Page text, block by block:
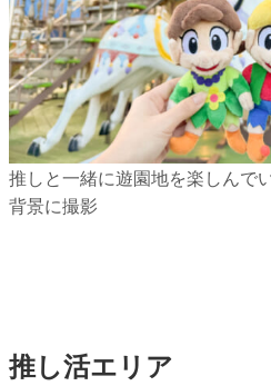
推しと一緒に遊園地を楽しんで
背景に撮影
推し活エリア